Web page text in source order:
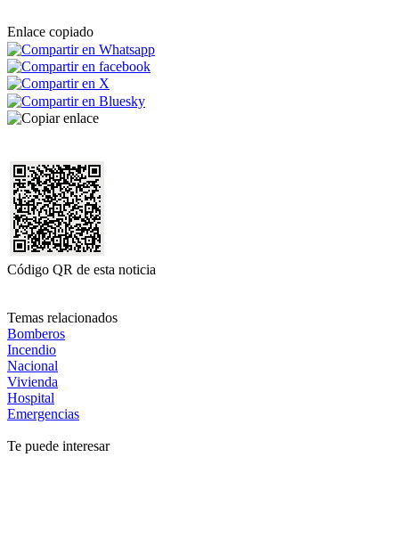
Enlace copiado
Código QR de esta noticia
Temas relacionados
Bomberos
Incendio
Nacional
Vivienda
Hospital
Emergencias
Te puede interesar